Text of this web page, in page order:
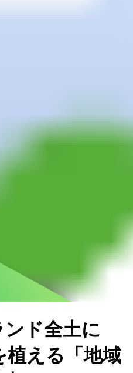
ド全土に
植える「地域